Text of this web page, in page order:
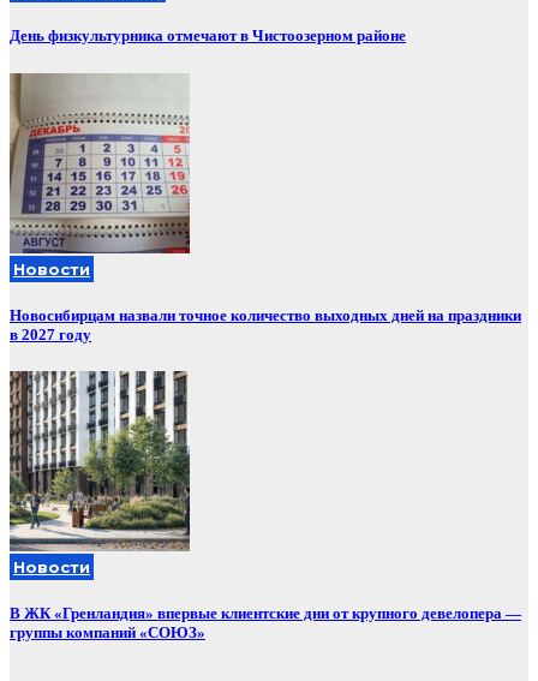
День физкультурника отмечают в Чистоозерном районе
Новости
Новосибирцам назвали точное количество выходных дней на праздники
в 2027 году
Новости
В ЖК «Гренландия» впервые клиентские дни от крупного девелопера —
группы компаний «СОЮЗ»